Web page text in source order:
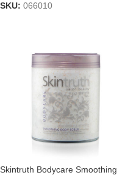
SKU: 066010
Skintruth Bodycare Smoothing